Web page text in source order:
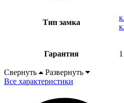
Тип замка
Гарантия
Свернуть
Развернуть
Все характеристики